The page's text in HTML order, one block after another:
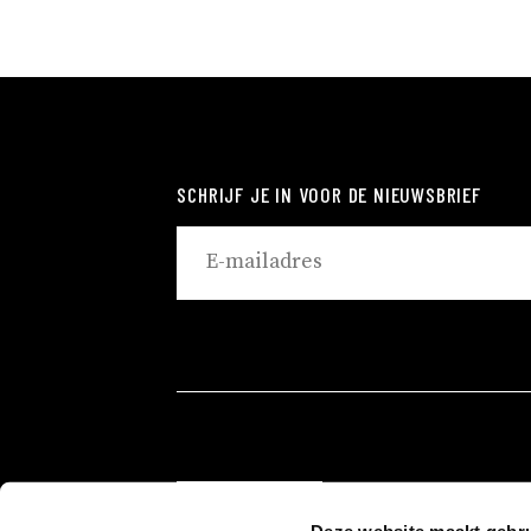
SCHRIJF JE IN VOOR DE NIEUWSBRIEF